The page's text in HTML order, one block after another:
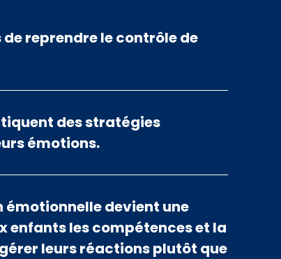
reprendre le contrôle de
des stratégies
émotions.
devient une
enfants les compétences et la
leurs réactions plutôt que